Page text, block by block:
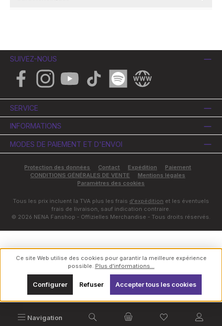
Navigation Vous avez 0
SUIVEZ-NOUS
FacebookInstagramYouTube TikTok Spotify Website
SERVICE
INFORMATIONS
MODES DE PAIEMENT ET D'ENVOI
Protection des données Contact Expédition
Paiement
CONDITIONS GÉNÉRALES DE VENTE
Mentions légales
Paramètres des cookies
Tous les prix incluent la TVA plus les frais d'expédition et les éventuels
frais de livraison, sauf indication contraire.
© 2026 NENA Fanshop - Offizielles Merchandise - Tous droits réservés.
Ce site Web utilise des cookies pour garantir la meilleure expérience
possible. Plus d'informations...
Refuser
Configurer Accepter tous les cookies